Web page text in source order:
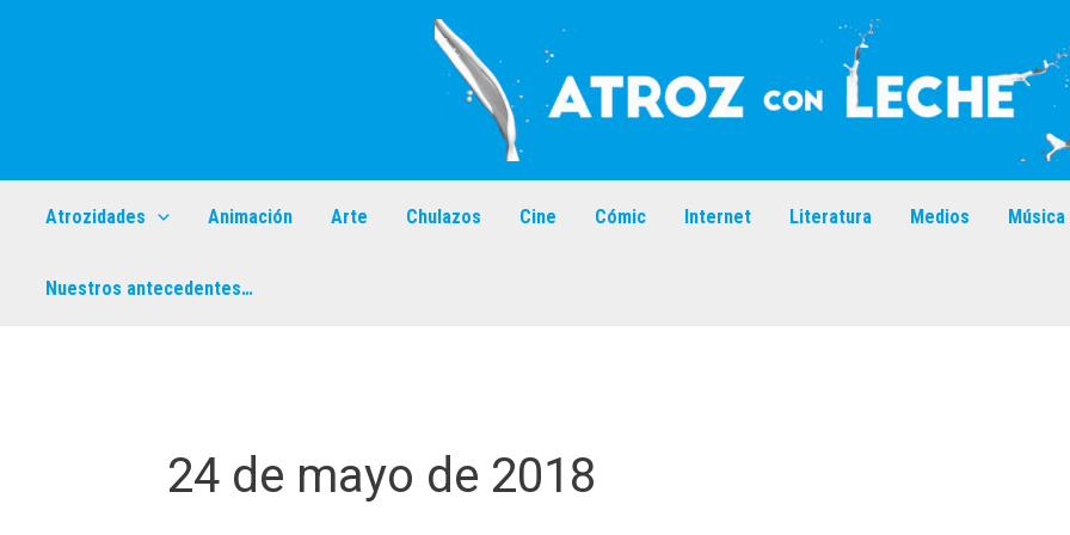
Atrozidades Animación Arte Chulazos Cine Cómic Internet Literatura Medios Música
Nuestros antecedentes…
24 de mayo de 2018